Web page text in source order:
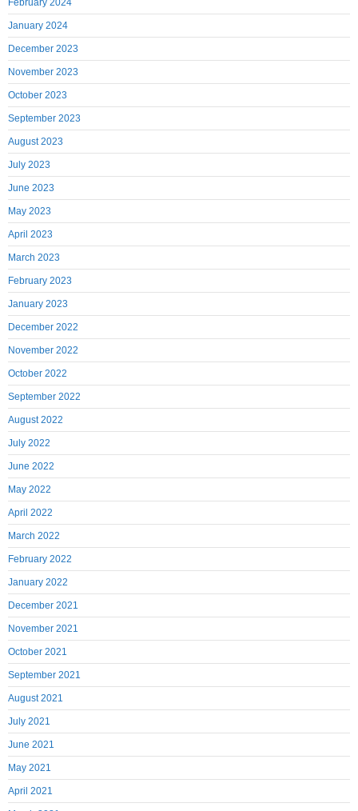
February 2024
January 2024
December 2023
November 2023
October 2023
September 2023
August 2023
July 2023
June 2023
May 2023
April 2023
March 2023
February 2023
January 2023
December 2022
November 2022
October 2022
September 2022
August 2022
July 2022
June 2022
May 2022
April 2022
March 2022
February 2022
January 2022
December 2021
November 2021
October 2021
September 2021
August 2021
July 2021
June 2021
May 2021
April 2021